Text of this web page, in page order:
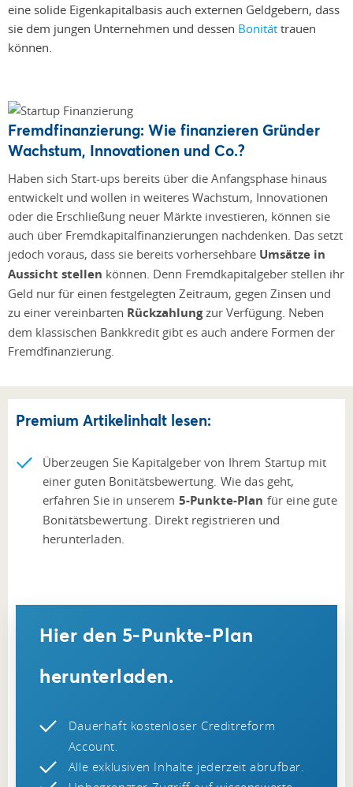
eine solide Eigenkapitalbasis auch externen Geldgebern, dass
sie dem jungen Unternehmen und dessen Bonität trauen
können.
Fremdfinanzierung: Wie finanzieren Gründer
Wachstum, Innovationen und Co.?
Haben sich Start-ups bereits über die Anfangsphase hinaus
entwickelt und wollen in weiteres Wachstum, Innovationen
oder die Erschließung neuer Märkte investieren, können sie
auch über Fremdkapitalfinanzierungen nachdenken. Das setzt
jedoch voraus, dass sie bereits vorhersehbare Umsätze in
Aussicht stellen können. Denn Fremdkapitalgeber stellen ihr
Geld nur für einen festgelegten Zeitraum, gegen Zinsen und
zu einer vereinbarten Rückzahlungzur Verfügung. Neben
dem klassischen Bankkredit gibt es auch andere Formen der
Fremdfinanzierung.
Premium Artikelinhalt lesen:
Überzeugen Sie Kapitalgeber von Ihrem Startup mit
einer guten Bonitätsbewertung. Wie das geht,
erfahren Sie in unserem 5-Punkte-Plan für eine gute
Bonitätsbewertung. Direkt registrieren und
herunterladen.
Hier den 5-Punkte-Plan
herunterladen.
Dauerhaft kostenloser Creditreform
Account.
Alle exklusiven Inhalte jederzeit abrufbar.